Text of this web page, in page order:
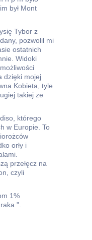
był Mont
Tybor z
pozwolił mi
ostatnich
Widoki
dzięki mojej
Kobieta, tyle
takiej ze
którego
w Europie. To
orły i
przełęcz na
czyli
1%
".